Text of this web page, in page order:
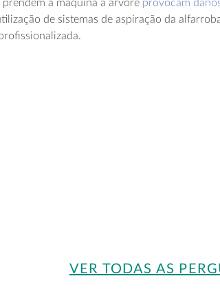
a máquina à árvore provocam
de sistemas de aspiração da
VER TODAS AS